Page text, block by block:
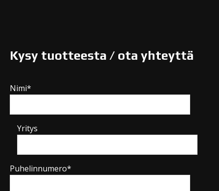
Kysy tuotteesta / ota yhteyttä
Nimi*
Yritys
Puhelinnumero*